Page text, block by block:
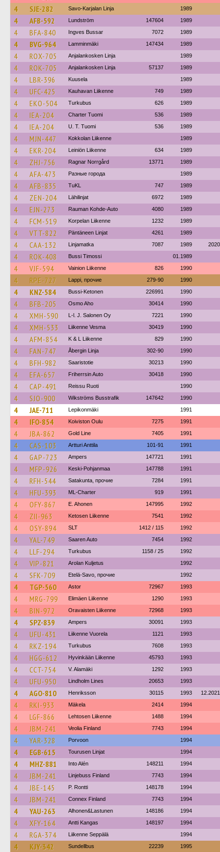
4
SJE-282 Savo-Karjalan Linja 1989
4 AFB-592 Lundström 147604 1989
4 BFA-840 Ingves Bussar 7072 1989
4 BVG-964 Lamminmäki 147434 1989
4 ROX-705 Anjalankosken Linja 1989
4 ROK-705 Anjalankosken Linja 57137 1989
4 LBR-396 Kuusela 1989
4 UFC-425 Kauhavan Liikenne 749 1989
4 EKO-504 Turkubus 626 1989
4 IEA-204 Charter Tuomi 536 1989
4 IEA-204 U. T. Tuomi 536 1989
4 MJN-447 Kokkolan Liikenne 1989
4 EKR-204 Leiniön Liikenne 634 1989
4 ZHJ-756 Ragnar Norrgård 13771 1989
4 AFA-473 Разные города 1989
4 AFB-835 TuKL 747 1989
4 ZEN-204 Lähilinjat 6972 1989
4 EJN-273 Rauman Kohde-Auto 4080 1989
4 FCM-519 Korpelan Liikenne 1232 1989
4 VTT-822 Päntäneen Linjat 4261 1989
4 CAA-132 Linjamatka 7087 1989 2020
4 ROK-408 Bussi Timossi 01.1989
4 VJF-594 Vainion Liikenne 826 1990
4 RPE-727 Lappi, прочие 279-90 1990
4 KNZ-584 Bussi-Ketonen 226991 1990
4 BFB-205 Osmo Aho 30414 1990
4 XMH-590 L-l. J. Salonen Oy 7221 1990
4 XMH-533 Liikenne Vesma 30419 1990
4 AFM-854 K & L Liikenne 829 1990
4 FAN-747 Åbergin Linja 302-90 1990
4 BFH-982 Saaristotie 30213 1990
4 EFA-657 Friherrsin Auto 30418 1990
4 CAP-491 Reissu Ruoti 1990
4 SJO-900 Wikströms Busstrafik 147642 1990
4 JAE-711 Lepikonmäki 1991
4 IFO-854 Koiviston Oulu 7275 1991
4 JBA-862 Gold Line 7405 1991
4 CAS-103 Artturi Anttila 101-91 1991
4 GAP-723 Ampers 147721 1991
4 MFP-926 Keski-Pohjanmaa 147788 1991
4 RFH-544 Satakunta, прочие 7284 1991
4 HFU-393 ML-Charter 919 1991
4 OFY-867 E. Ahonen 147995 1992
4 ZII-963 Ketosen Liikenne 7541 1992
4 OSY-894 SLT 1412 / 115 1992
4 YAL-749 Saaren Auto 7454 1992
4 LLF-294 Turkubus 1158 / 25 1992
4 VIP-821 Arolan Kuljetus 1992
4 SFK-709 Etelä-Savo, прочие 1992
4 TGP-560 Astor 72967 1993
4 MRG-799 Elimäen Liikenne 1290 1993
4 BIN-972 Oravaisten Liikenne 72968 1993
4 SPZ-839 Ampers 30091 1993
4 UFU-431 Liikenne Vuorela 1121 1993
4 RKZ-194 Turkubus 7608 1993
4 HGG-612 Hyvinkään Liikenne 45793 1993
4 CCT-754 V. Alamäki 1292 1993
4 UFU-950 Lindholm Lines 20653 1993
4 AGO-810 Henriksson 30115 1993 12.2021
4 RKI-933 Mäkela 2414 1994
4 LGF-866 Lehtosen Liikenne 1488 1994
4 JBM-241 Veolia Finland 7743 1994
4 YAR-328 Porvoon 1994
4 EGB-615 Tourusen Linjat 1994
4 MHZ-881 Into Alén 148211 1994
4 JBM-241 Linjebuss Finland 7743 1994
4 JBE-145 P. Rontti 148178 1994
4 JBM-241 Connex Finland 7743 1994
4 YAU-263 Alhonen&Lastunen 148186 1994
4 XFY-164 Antti Kangas 148197 1994
4 RGA-374 Liikenne Seppälä 1994
4 KJY-342 Sundellbus 22239 1995